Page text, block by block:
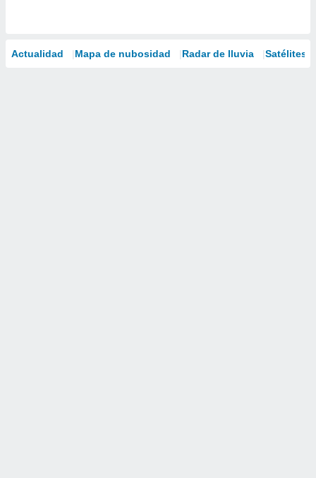
Actualidad Mapa de nubosidad Radar de lluvia Satélites